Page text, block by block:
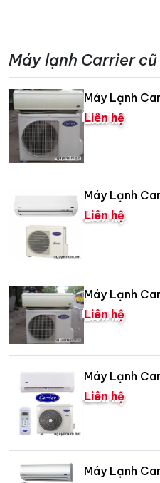
Máy lạnh Carrier
Máy Lạnh
Liên hệ
Máy Lạnh
Liên hệ
Máy Lạnh
Liên hệ
Máy Lạnh
Liên hệ
Máy Lạnh